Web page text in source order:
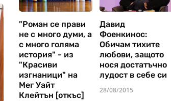
"Роман се прави
не с много думи, а
с много голяма
история" - из
"Красиви
изгнаници" на
Мег Уайт
Клейтън [откъс]
Давид
Фоенкинос:
Обичам тихите
любови, защото
нося достатъчно
лудост в себе си
28/08/2015